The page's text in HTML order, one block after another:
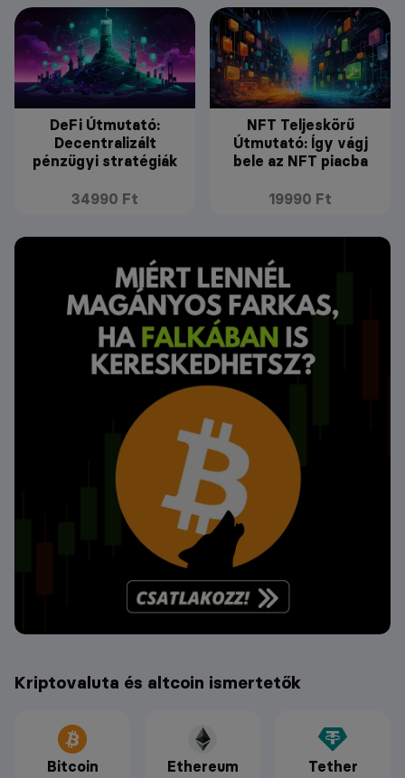
DeFi Útmutató:
Decentralizált
pénzügyi stratégiák
34990 Ft
NFT Teljeskörű
Útmutató: Így vágj
bele az NFT piacba
19990 Ft
Kriptovaluta és altcoin ismertetők
Bitcoin Ethereum Tether